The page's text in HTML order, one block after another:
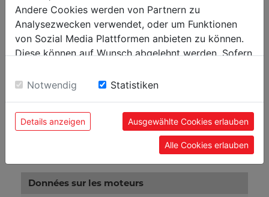
Données sur les moteurs
Andere Cookies werden von Partnern zu
Analysezwecken verwendet, oder um Funktionen
von Sozial Media Plattformen anbieten zu können.
Diese können auf Wunsch abgelehnt werden. Sofern
Einwilligung zu unseren Cookies.
Notwendig Statistiken
Details anzeigen Ausgewählte Cookies erlauben
Alle Cookies erlauben